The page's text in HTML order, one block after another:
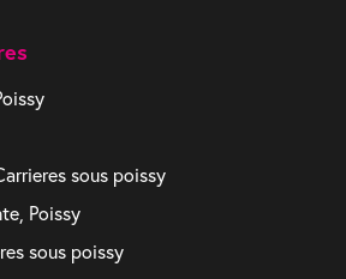
sous poissy
Poissy
sous poissy